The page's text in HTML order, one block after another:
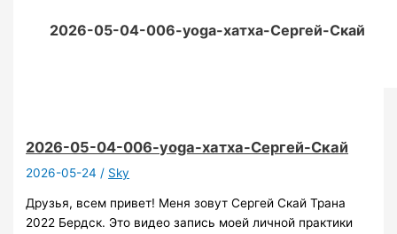
2026-05-04-006-yoga-хатха-Сергей-Скай
2026-05-04-006-yoga-хатха-Сергей-Скай
2026-05-24 / Sky
Друзья, всем привет! Меня зовут Сергей Скай Трана
2022 Бердск. Это видео запись моей личной практики